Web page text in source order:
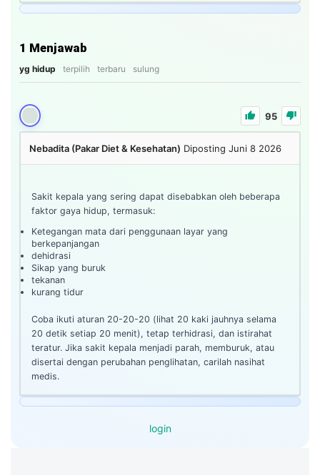
1 Menjawab
yg hidup terpilih terbaru sulung
95
Nebadita (Pakar Diet & Kesehatan) Diposting Juni 8 2026
Sakit kepala yang sering dapat disebabkan oleh beberapa
faktor gaya hidup, termasuk:
Ketegangan mata dari penggunaan layar yang
berkepanjangan
dehidrasi
Sikap yang buruk
tekanan
kurang tidur
Coba ikuti aturan 20-20-20 (lihat 20 kaki jauhnya selama
20 detik setiap 20 menit), tetap terhidrasi, dan istirahat
teratur. Jika sakit kepala menjadi parah, memburuk, atau
disertai dengan perubahan penglihatan, carilah nasihat
medis.
login